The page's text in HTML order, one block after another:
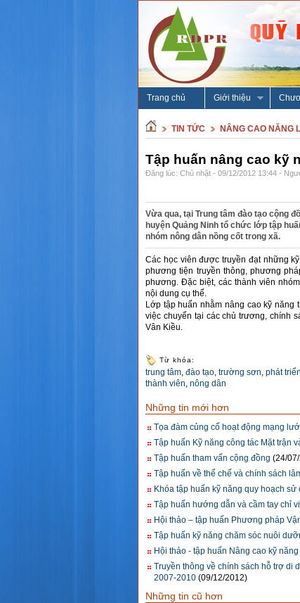
Trang chủ Giới thiệu
TIN TỨC NÂNG CAO NĂNG
Tập huấn nâng cao kỹ
Đăng lúc: Chủ nhật - 09/12/2012 13:44 -
Vừa qua, tại Trung tâm đào tạo cộng
huyện Quảng Ninh tổ chức lớp tập
nhóm nông dân nồng cốt trong xã.
Các học viên được truyền đạt những
phương tiện truyền thông, phương
phương. Đặc biệt, các thành viên
nội dung cụ thể.
Lớp tập huấn nhằm nâng cao kỹ năng
việc chuyển tại các chủ trương, chính
Vân Kiều.
Từ khóa:
trung tâm, đào tạo, trường sơn, phát triển
thành viên, nông dân
Những tin mới hơn
Tọa đàm củng cố hoạt động mạng
Tập huấn Kỹ năng công tác Mặt trận
Tập huấn tham vấn cộng đồng (24/
Tập huấn về thể chế và chính sách
Khóa tập huấn kỹ năng quy hoạch
Tập huấn hướng dẫn và cầm tay chỉ
Hội thảo – tập huấn Phương pháp
Tập huấn kỹ năng chăm sóc nuôi
Hội thảo - tập huấn Nâng cao kỹ
Truyền thông về chính sách hỗ trợ di
2007-2010 (09/12/2012)
Những tin cũ hơn